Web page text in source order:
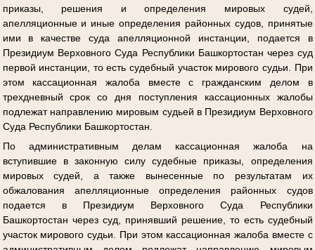
приказы, решения и определения мировых судей,
апелляционные и иные определения районных судов, принятые
ими в качестве суда апелляционной инстанции, подается в
Президиум Верховного Суда Республики Башкортостан через суд
первой инстанции, то есть судебный участок мирового судьи. При
этом кассационная жалоба вместе с гражданским делом в
трехдневный срок со дня поступления кассационных жалобы
подлежат направлению мировым судьей в Президиум Верховного
Суда Республики Башкортостан.
По административным делам кассационная жалоба на
вступившие в законную силу судебные приказы, определения
мировых судей, а также вынесенные по результатам их
обжалования апелляционные определения районных судов
подается в Президиум Верховного Суда Республики
Башкортостан через суд, принявший решение, то есть судебный
участок мирового судьи. При этом кассационная жалоба вместе с